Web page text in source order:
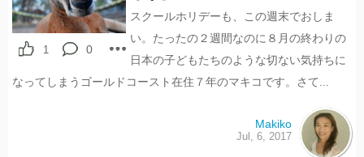
0
1
スクールホリデーも、この週末でおしま
い。たったの２週間なのに８月の終わりの
日本の子どもたちのような切ない気持ちに
なってしまうゴールドコースト在住７年のマキコです。さて...
Makiko
Jul, 6, 2017